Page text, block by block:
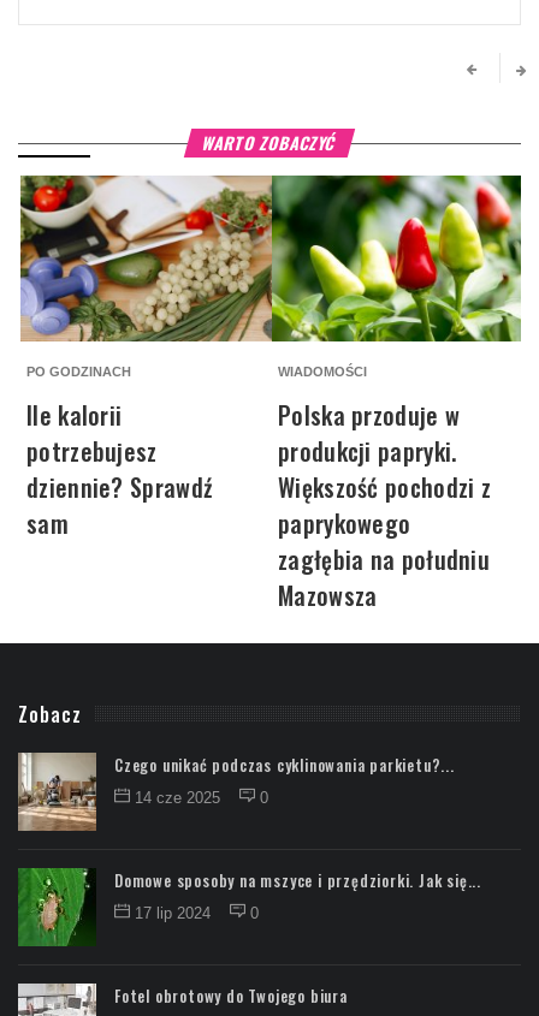
WARTO ZOBACZYĆ
PO GODZINACH
Ile kalorii
potrzebujesz
dziennie? Sprawdź
sam
WIADOMOŚCI
Polska przoduje w
produkcji papryki.
Większość pochodzi z
paprykowego
zagłębia na południu
Mazowsza
Zobacz
Czego unikać podczas cyklinowania parkietu?...
14 cze 2025 0
Domowe sposoby na mszyce i przędziorki. Jak się...
17 lip 2024 0
Fotel obrotowy do Twojego biura